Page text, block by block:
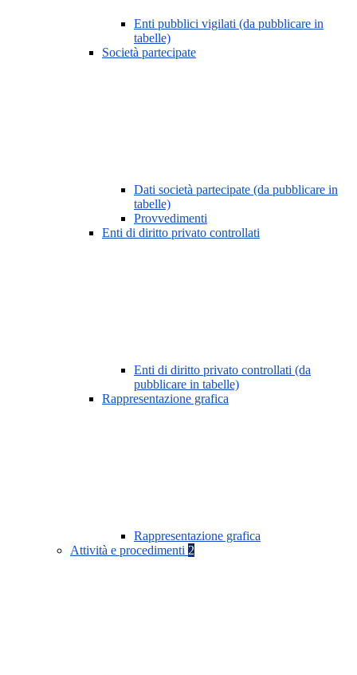
Enti pubblici vigilati (da pubblicare in
tabelle)
Società partecipate
Dati società partecipate (da pubblicare in
tabelle)
Provvedimenti
Enti di diritto privato controllati
Enti di diritto privato controllati (da
pubblicare in tabelle)
Rappresentazione grafica
Rappresentazione grafica
Attività e procedimenti 2